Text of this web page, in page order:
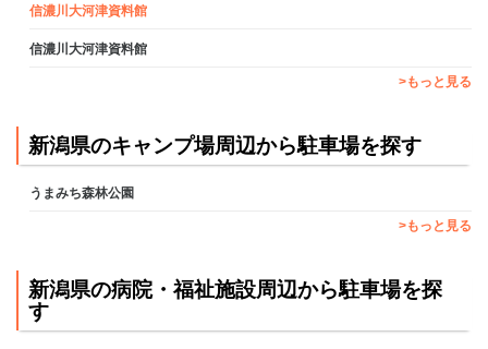
信濃川大河津資料館
信濃川大河津資料館
>もっと見る
新潟県のキャンプ場周辺から駐車場を探す
うまみち森林公園
>もっと見る
新潟県の病院・福祉施設周辺から駐車場を探
す